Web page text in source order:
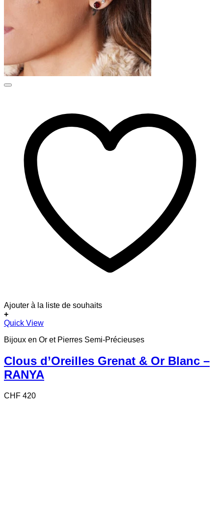
Ajouter à la liste de souhaits
+
Quick View
Bijoux en Or et Pierres Semi-Précieuses
Clous d’Oreilles Grenat & Or Blanc –
RANYA
CHF 420